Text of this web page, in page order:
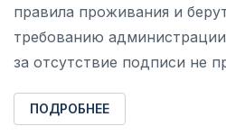
правила проживания и
требованию
за отсутствие подписи не
ПОДРОБНЕЕ